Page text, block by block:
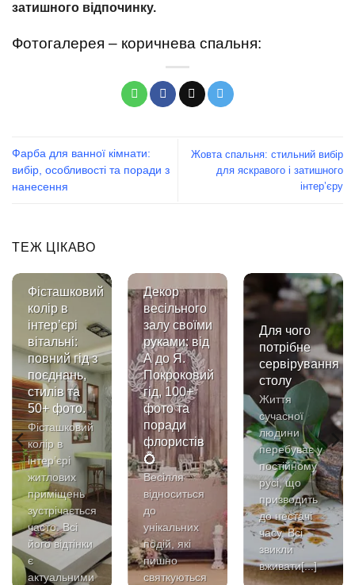
затишного відпочинку.
Фотогалерея – коричнева спальня:
Фарба для ванної кімнати:
вибір, особливості та поради з
нанесення
Жовта спальня: стильний вибір
для яскравого і затишного
інтер’єру
ТЕЖ ЦІКАВО
Фісташковий
колір в
інтер’єрі
вітальні:
повний гід з
поєднань,
стилів та
50+ фото.
Фісташковий
колір в
інтер’єрі
житлових
приміщень
зустрічається
часто. Всі
його відтінки
є
актуальними
Декор
весільного
залу своїми
руками: від
А до Я.
Покроковий
гід, 100+
фото та
поради
флористів
💍
Весілля
відноситься
до
унікальних
подій, які
пишно
святкуються
Для чого
потрібне
сервірування
столу
Життя
сучасної
людини
перебуває у
постійному
русі, що
призводить
до нестачі
часу. Всі
звикли
вживати[...]